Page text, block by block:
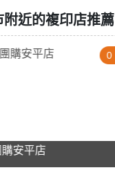
附近的複印店推薦
0
安平店